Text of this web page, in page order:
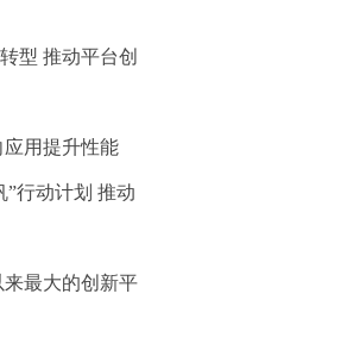
型 推动平台创
应用提升性能
”行动计划 推动
最大的创新平